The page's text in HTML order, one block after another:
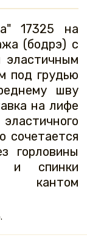
17325 на
(бодрэ) с
под грудью
шву
на лифе
сочетается
горловины
и спинки
кантом